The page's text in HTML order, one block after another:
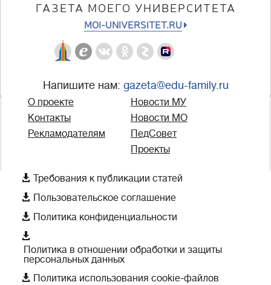
ГАЗЕТА МОЕГО УНИВЕРСИТЕТА
MOI-UNIVERSITET.RU
Напишите нам: gazeta@edu-family.ru
О проекте
Контакты
Рекламодателям
Новости МУ
Новости МО
ПедСовет
Проекты
 Требования к публикации статей
 Пользовательское соглашение
 Политика конфиденциальности

Политика в отношении обработки и защиты
персональных данных
 Политика использования cookie-файлов